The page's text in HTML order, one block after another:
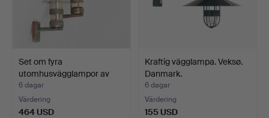
Set om fyra
utomhusvägglampor av
patinerad…
6 dagar
Värdering
464 USD
Kraftig vägglampa. Veksø.
Danmark.
6 dagar
Värdering
155 USD